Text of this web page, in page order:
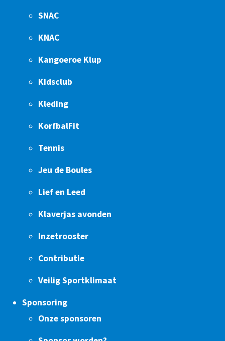
SNAC
KNAC
Kangoeroe Klup
Kidsclub
Kleding
KorfbalFit
Tennis
Jeu de Boules
Lief en Leed
Klaverjas avonden
Inzetrooster
Contributie
Veilig Sportklimaat
Sponsoring
Onze sponsoren